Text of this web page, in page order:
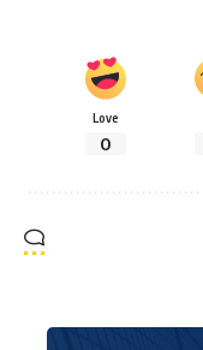
Love
0